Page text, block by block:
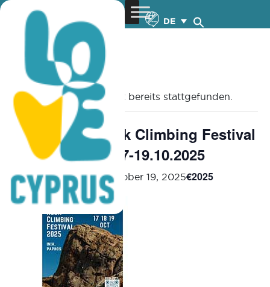
DE
« Alle Veranstaltungen
Diese Veranstaltung hat bereits stattgefunden.
2nd Cyprus Rock Climbing Festival
(CRCF 2025) – 17-19.10.2025
October 17, 2025-October 19, 2025€2025